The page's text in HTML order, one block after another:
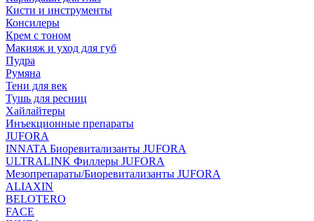
Кисти и инструменты
Консилеры
Крем с тоном
Макияж и уход для губ
Пудра
Румяна
Тени для век
Тушь для ресниц
Хайлайтеры
Инъекционные препараты
JUFORA
INNATA Биоревитализанты JUFORA
ULTRALINK Филлеры JUFORA
Мезопрепараты/Биоревитализанты JUFORA
ALIAXIN
BELOTERO
FACE